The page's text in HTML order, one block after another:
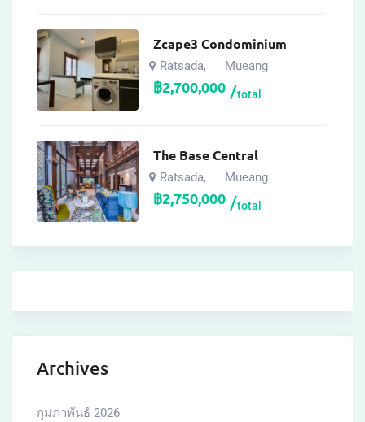
Zcape3 Condominium
Ratsada, Mueang
฿2,700,000 total
The Base Central
Ratsada, Mueang
฿2,750,000 total
Archives
กุมภาพันธ์ 2026